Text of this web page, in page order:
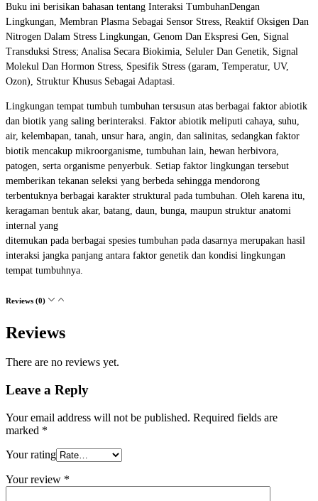
Buku ini berisikan bahasan tentang Interaksi TumbuhanDengan
Lingkungan, Membran Plasma Sebagai Sensor Stress, Reaktif Oksigen Dan
Nitrogen Dalam Stress Lingkungan, Genom Dan Ekspresi Gen, Signal
Transduksi Stress; Analisa Secara Biokimia, Seluler Dan Genetik, Signal
Molekul Dan Hormon Stress, Spesifik Stress (garam, Temperatur, UV,
Ozon), Struktur Khusus Sebagai Adaptasi.
Lingkungan tempat tumbuh tumbuhan tersusun atas berbagai faktor abiotik
dan biotik yang saling berinteraksi. Faktor abiotik meliputi cahaya, suhu,
air, kelembapan, tanah, unsur hara, angin, dan salinitas, sedangkan faktor
biotik mencakup mikroorganisme, tumbuhan lain, hewan herbivora,
patogen, serta organisme penyerbuk. Setiap faktor lingkungan tersebut
memberikan tekanan seleksi yang berbeda sehingga mendorong
terbentuknya berbagai karakter struktural pada tumbuhan. Oleh karena itu,
keragaman bentuk akar, batang, daun, bunga, maupun struktur anatomi
internal yang
ditemukan pada berbagai spesies tumbuhan pada dasarnya merupakan hasil
interaksi jangka panjang antara faktor genetik dan kondisi lingkungan
tempat tumbuhnya.
Reviews (0)
Reviews
There are no reviews yet.
Leave a Reply
Your email address will not be published. Required fields are
marked *
Your rating
Your review *